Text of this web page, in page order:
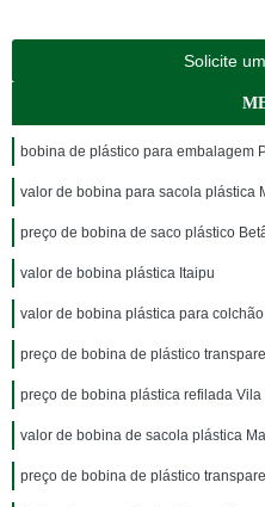
Solicite
bobina de plástico para embalagem
valor de bobina para sacola plástica
preço de bobina de saco plástico
valor de bobina plástica Itaipu
valor de bobina plástica para
preço de bobina de plástico
preço de bobina plástica refilada Vila
valor de bobina de sacola plástica
preço de bobina de plástico